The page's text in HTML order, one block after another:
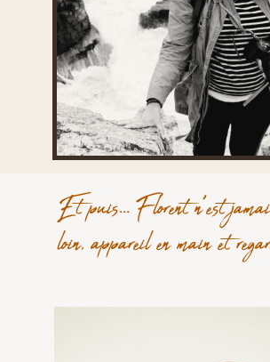
Et puis... Florent n'est
loin, appareil en main et